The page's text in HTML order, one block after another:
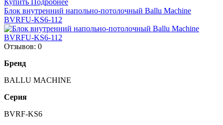
Блок внутренний напольно-потолочный Ballu Machine
BVRFU-KS6-112
Отзывов: 0
Бренд
BALLU MACHINE
Серия
BVRF-KS6